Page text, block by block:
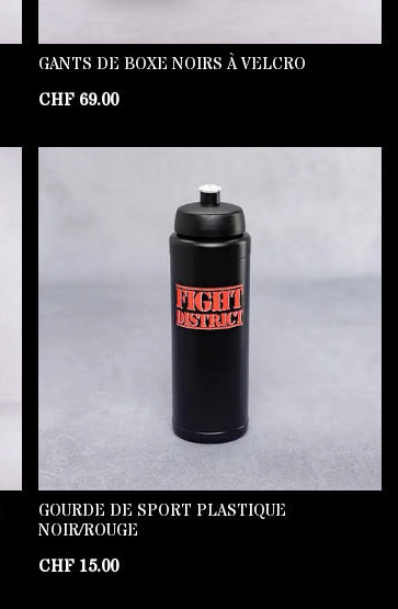
GANTS DE BOXE NOIRS À VELCRO
CHF 69.00
GOURDE DE SPORT PLASTIQUE
NOIR/ROUGE
CHF 15.00